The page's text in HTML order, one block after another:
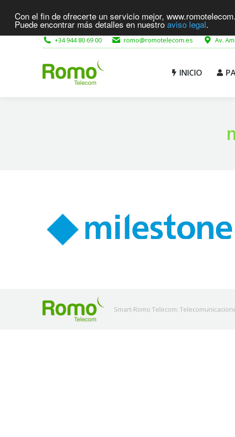
Con el fin de ofrecerte un servicio mejor,
Puede encontrar más detalles en nuestro aviso legal.
+34 944 80 69 00 romo@romotelecom.es Av.
INICIO
Smart-Romo Telecom:
INICIO